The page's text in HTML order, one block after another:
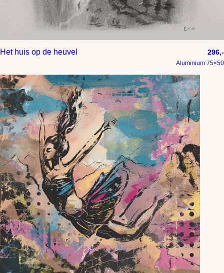
Het huis op de heuvel 296,-
Aluminium 75×50